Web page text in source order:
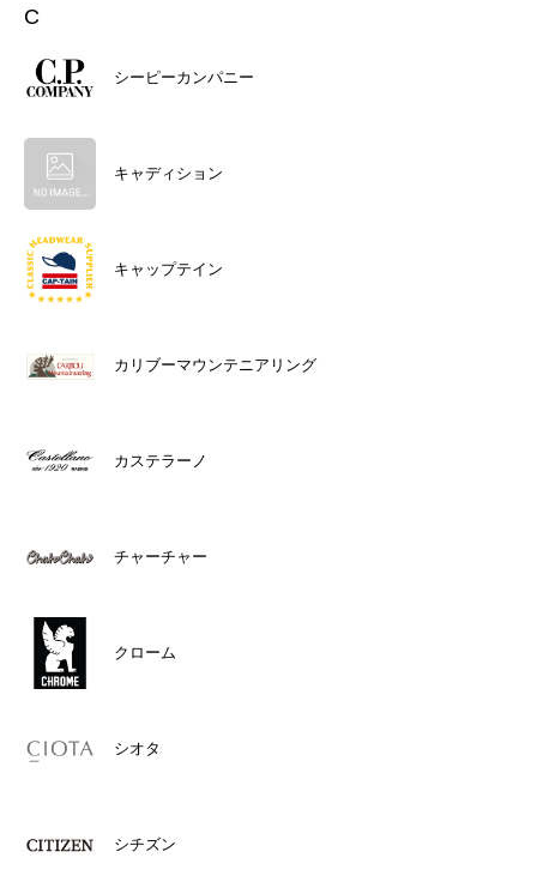
C
シーピーカンパニー
キャディション
キャップテイン
カリブーマウンテニアリング
カステラーノ
チャーチャー
クローム
シオタ
シチズン